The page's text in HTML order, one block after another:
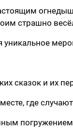
страшно
уникальное
сказок и их
где